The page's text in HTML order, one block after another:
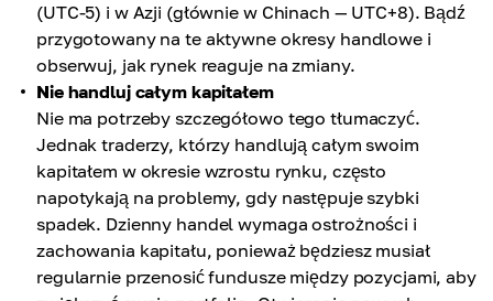
(UTC-5) i w Azji (głównie w Chinach — UTC+8). Bądź
przygotowany na te aktywne okresy handlowe i
obserwuj, jak rynek reaguje na zmiany.
Nie handluj całym kapitałem
Nie ma potrzeby szczegółowo tego tłumaczyć.
Jednak traderzy, którzy handlują całym swoim
kapitałem w okresie wzrostu rynku, często
napotykają na problemy, gdy następuje szybki
spadek. Dzienny handel wymaga ostrożności i
zachowania kapitału, ponieważ będziesz musiał
regularnie przenosić fundusze między pozycjami, aby